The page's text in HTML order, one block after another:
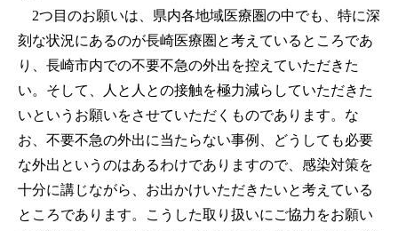
2つ目のお願いは、県内各地域医療圏の中でも、特に深
刻な状況にあるのが長崎医療圏と考えているところであ
り、長崎市内での不要不急の外出を控えていただきた
い。そして、人と人との接触を極力減らしていただきた
いというお願いをさせていただくものであります。な
お、不要不急の外出に当たらない事例、どうしても必要
な外出というのはあるわけでありますので、感染対策を
十分に講じながら、お出かけいただきたいと考えている
ところであります。こうした取り扱いにご協力をお願い